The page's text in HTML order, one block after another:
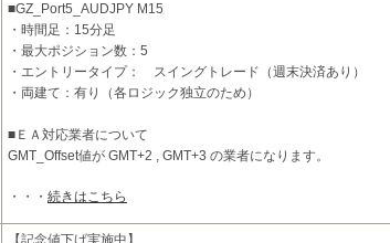
■GZ_Port5_AUDJPY M15
・時間足：15分足
・最大ポジション数：5
・エントリータイプ： スイングトレード（週末決済あり）
・両建て：有り（各ロジック独立のため）
■ＥＡ対応業者について
GMT_Offset値が GMT+2 , GMT+3 の業者になります。
■投資コンセプトおよび特
・・・ 続きはこちら
【記念値下げ実施中】